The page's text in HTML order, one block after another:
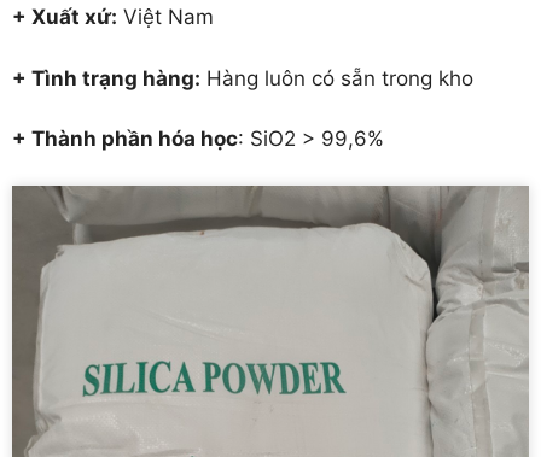
+ Xuất xứ: Việt Nam
+ Tình trạng hàng: Hàng luôn có sẵn trong kho
+ Thành phần hóa học: SiO2 > 99,6%